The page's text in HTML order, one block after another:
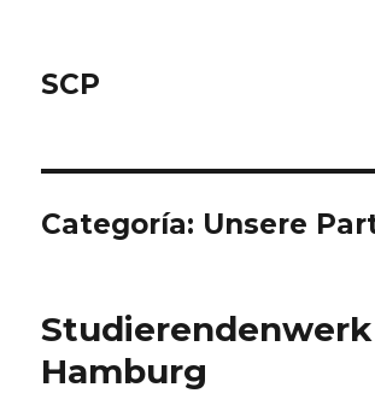
SCP
Categoría: Unsere
Studierendenwerk
Hamburg